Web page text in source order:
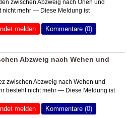
zwischen Abzweig nach Orlen und
nicht mehr — Diese Meldung ist
melden Kommentare (0)
Abzweig nach Wehen und
zwischen Abzweig nach Wehen und
besteht nicht mehr — Diese Meldung ist
melden Kommentare (0)